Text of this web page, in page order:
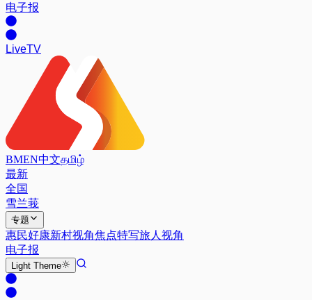
电子报
LiveTV
BMEN中文தமிழ்
最新
全国
雪兰莪
专题
惠民好康新村视角焦点特写旅人视角
电子报
Light Theme